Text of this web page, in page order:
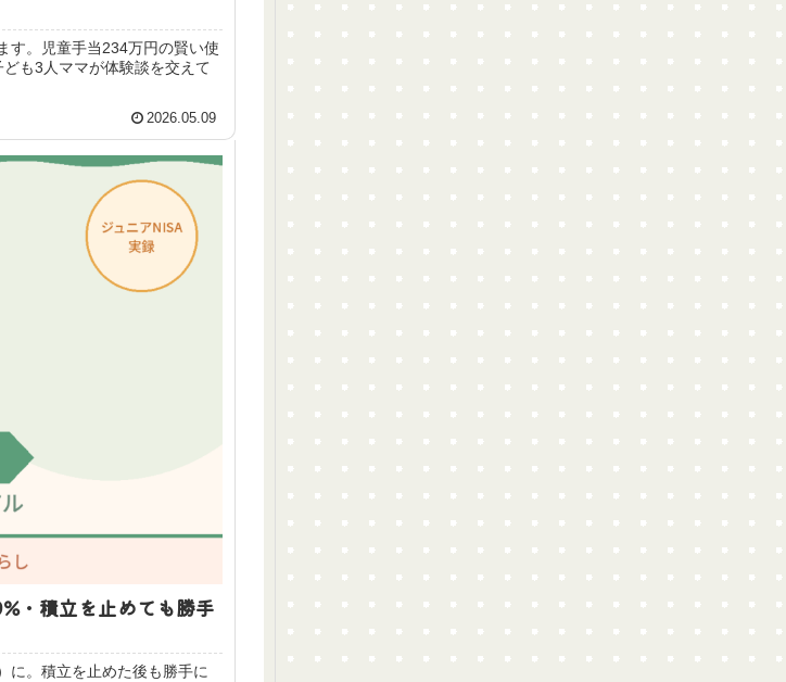
す。児童手当234万円の賢い使
も3人ママが体験談を交えて
2026.05.09
・積立を止めても勝手
に。積立を止めた後も勝手に